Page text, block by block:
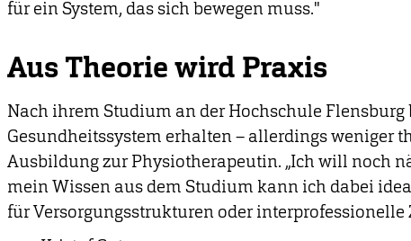
für ein System, das sich bewegen muss."
Aus Theorie wird Praxis
Nach ihrem Studium an der Hochschule
Gesundheitssystem erhalten – allerdings weniger
Ausbildung zur Physiotherapeutin. „Ich will noch
mein Wissen aus dem Studium kann ich dabei
für Versorgungsstrukturen oder interprofessionelle